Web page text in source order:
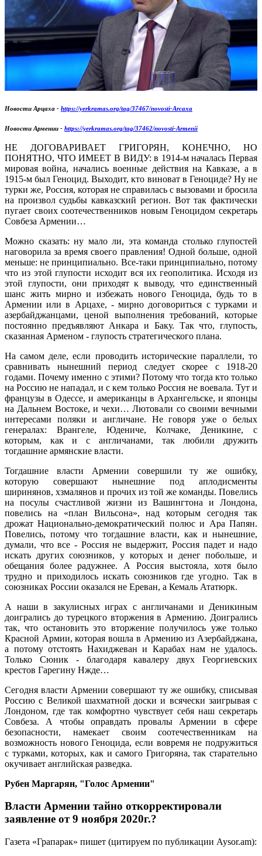
Новости Арцаха - https://yerkramas.org/tag/37467/novosti-Arcaxa
Новости Армении - https://yerkramas.org/tag/37462/novosti-Armenii
НЕ ДОГОВАРИВАЕТ ГРИГОРЯН, КОНЕЧНО, НО
ПОНЯТНО, ЧТО ИМЕЕТ В ВИДУ: в 1914-м началась Первая
мировая война, начались военные действия на Кавказе, а в
1915-м был Геноцид. Выходит, кто виноват в Геноциде? Ну не
турки же, Россия, которая не справилась с вызовами и бросила
на произвол судьбы кавказский регион. Вот так фактически
пугает своих соотечественников новым Геноцидом секретарь
Совбеза Армении…
Можно сказать: ну мало ли, эта команда столько глупостей
наговорила за время своего правления! Одной больше, одной
меньше: не принципиально. Все-таки принципиально, потому
что из этой глупости исходит вся их геополитика. Исходя из
этой глупости, они приходят к выводу, что единственный
шанс жить мирно и избежать нового Геноцида, будь то в
Армении или в Арцахе, - мирно договориться с турками и
азербайджанцами, ценой выполнения требований, которые
постоянно предъявляют Анкара и Баку. Так что, глупость,
сказанная Арменом - глупость стратегического плана.
На самом деле, если проводить исторические параллели, то
сравнивать нынешний период следует скорее с 1918-20
годами. Почему именно с этими? Потому что тогда кто только
на Россию не нападал, и с кем только Россия не воевала. Тут и
французы в Одессе, и американцы в Архангельске, и японцы
на Дальнем Востоке, и чехи… Лютовали со своими вечными
интересами поляки и англичане. Не говоря уже о белых
генералах: Врангеле, Юдениче, Колчаке, Деникине, с
которым, как и с англичанами, так любили дружить
тогдашние армянские власти.
Тогдашние власти Армении совершили ту же ошибку,
которую совершают нынешние под аплодисменты
ширинянов, хзмалянов и прочих из той же команды. Повелись
на посулы счастливой жизни из Вашингтона и Лондона,
повелись на «план Вильсона», над которым сегодня так
дрожат Национально-демократический полюс и Ара Папян.
Повелись, потому что тогдашние власти, как и нынешние,
думали, что все - Россия не выдержит, Россия падет и надо
искать других союзников, у которых и денег побольше, и
обещания более радужнее. А Россия выстояла, хотя было
трудно и приходилось искать союзников где угодно. Так в
союзниках России оказался не Ереван, а Кемаль Ататюрк.
А наши в закулисных играх с англичанами и Деникиным
доигрались до турецкого вторжения в Армению. Доигрались
так, что остановить это вторжение получилось уже только
Красной Армии, которая вошла в Армению из Азербайджана,
а потому отстоять Нахиджеван и Карабах нам не удалось.
Только Сюник - благодаря кавалеру двух Георгиевских
крестов Гарегину Нжде…
Сегодня власти Армении совершают ту же ошибку, списывая
Россию с Великой шахматной доски и всячески заигрывая с
Лондоном, где так комфортно чувствует себя наш секретарь
Совбеза. А чтобы оправдать провалы Армении в сфере
безопасности, намекает своим соотечественникам на
возможность нового Геноцида, если вовремя не подружиться
с турками, которых, как и самого Григоряна, так старательно
окучивает английская разведка.
Рубен Маргарян, "Голос Армении"
Власти Армении тайно откорректировали
заявление от 9 ноября 2020г.?
Газета «Грапарак» пишет (цитируем по публикации Aysor.am):